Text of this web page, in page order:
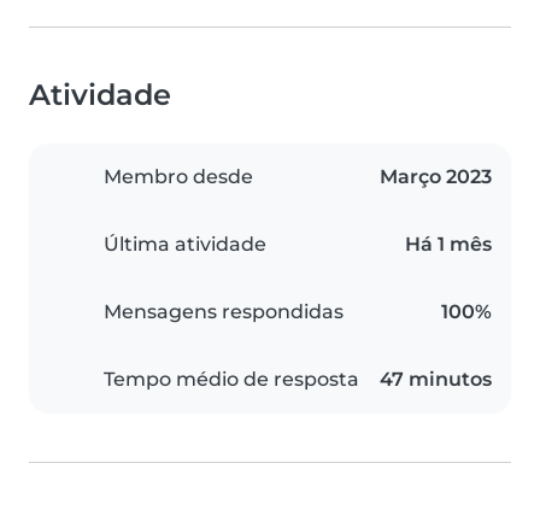
Atividade
Membro desde Março 2023
Última atividade Há 1 mês
Mensagens respondidas 100%
Tempo médio de resposta 47 minutos